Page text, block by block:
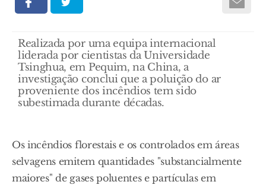
Realizada por uma equipa internacional
liderada por cientistas da Universidade
Tsinghua, em Pequim, na China, a
investigação conclui que a poluição do ar
proveniente dos incêndios tem sido
subestimada durante décadas.
Os incêndios florestais e os controlados em áreas
selvagens emitem quantidades "substancialmente
maiores" de gases poluentes e partículas em